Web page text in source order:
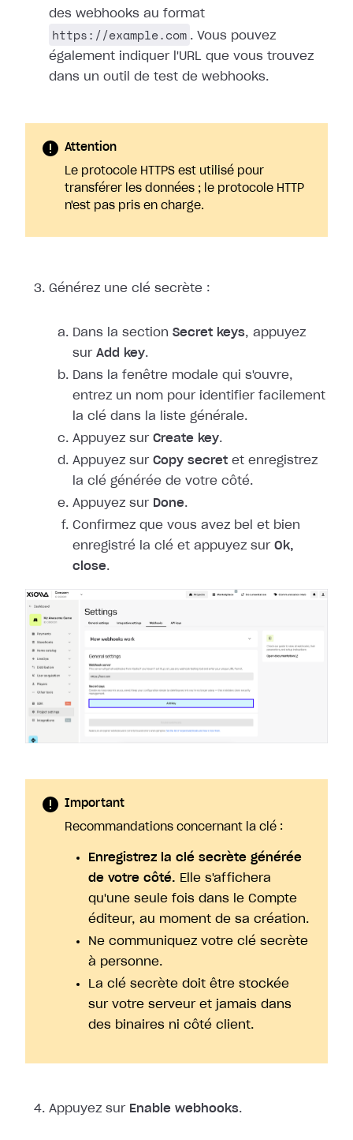
des webhooks au format
https://example.com . Vous pouvez
également indiquer l'URL que vous trouvez
dans un outil de test de webhooks.
Attention
Le protocole HTTPS est utilisé pour
transférer les données ; le protocole HTTP
n'est pas pris en charge.
Générez une clé secrète :
Dans la section Secret keys, appuyez
sur Add key.
Dans la fenêtre modale qui s'ouvre,
entrez un nom pour identifier facilement
la clé dans la liste générale.
Appuyez sur Create key.
Appuyez sur Copy secret et enregistrez
la clé générée de votre côté.
Appuyez sur Done.
Confirmez que vous avez bel et bien
enregistré la clé et appuyez sur Ok,
close.
Important
Recommandations concernant la clé :
Enregistrez la clé secrète générée
de votre côté. Elle s'affichera
qu'une seule fois dans le Compte
éditeur, au moment de sa création.
Ne communiquez votre clé secrète
à personne.
La clé secrète doit être stockée
sur votre serveur et jamais dans
des binaires ni côté client.
Appuyez sur Enable webhooks.